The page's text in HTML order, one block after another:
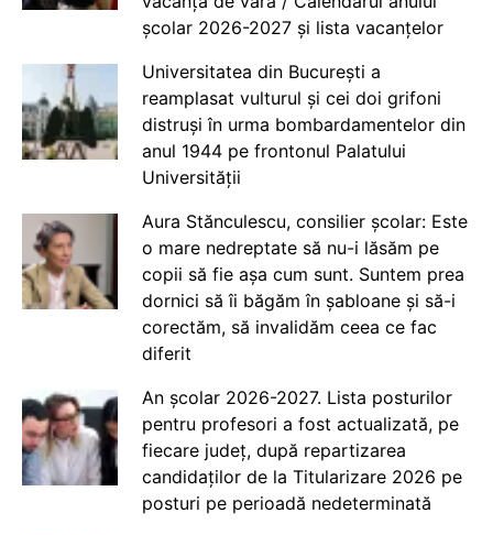
școlar 2026-2027 și lista vacanțelor
Universitatea din București a
reamplasat vulturul și cei doi grifoni
distruși în urma bombardamentelor din
anul 1944 pe frontonul Palatului
Universității
Aura Stănculescu, consilier școlar: Este
o mare nedreptate să nu-i lăsăm pe
copii să fie așa cum sunt. Suntem prea
dornici să îi băgăm în șabloane și să-i
corectăm, să invalidăm ceea ce fac
diferit
An școlar 2026-2027. Lista posturilor
pentru profesori a fost actualizată, pe
fiecare județ, după repartizarea
candidaților de la Titularizare 2026 pe
posturi pe perioadă nedeterminată